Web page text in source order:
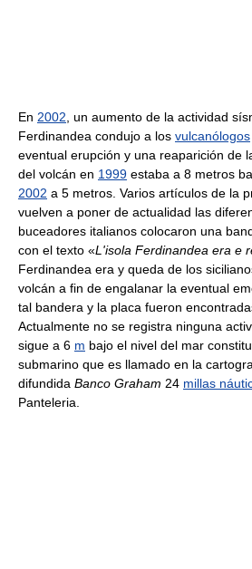
En 2002, un aumento de la actividad
Ferdinandea condujo a los vulcanólogos
eventual erupción y una reaparición de
del volcán en 1999 estaba a 8 metros
2002 a 5 metros. Varios artículos de la
vuelven a poner de actualidad las
buceadores italianos colocaron una
con el texto «L'isola Ferdinandea era e
Ferdinandea era y queda de los
volcán a fin de engalanar la eventual
tal bandera y la placa fueron
Actualmente no se registra ninguna
sigue a 6 m bajo el nivel del mar
submarino que es llamado en la
difundida Banco Graham 24 millas
Panteleria.